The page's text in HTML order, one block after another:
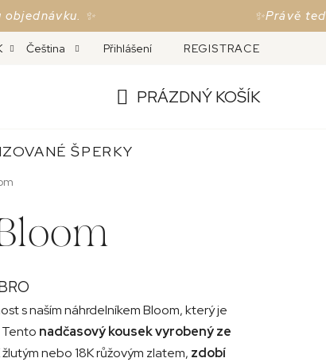
✨ ✨Právě teď
REKLAMACE ČESKÉ PUNCOVNÍ ZNAČKY
Čeština Přihlášení REGISTRACE
KOŠÍK
PRÁZDNÝ KOŠÍK
ŠPERKY
s naším náhrdelníkem Bloom, který je
Tento nadčasový kousek vyrobený ze
nebo 18K růžovým zlatem, zdobí